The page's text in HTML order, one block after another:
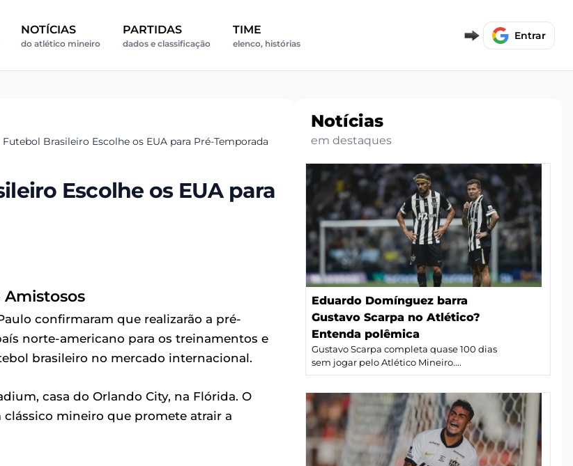
NOTÍCIAS
do atlético mineiro
PARTIDAS
dados e classificação
TIME
elenco, histórias
Entrar
Brasileiro Escolhe os EUA para Pré-Temporada
Escolhe os EUA para
Amistosos
confirmaram que realizarão a pré-
norte-americano para os treinamentos e
brasileiro no mercado internacional.
casa do Orlando City, na Flórida. O
mineiro que promete atrair a
Notícias
em destaques
Eduardo Domínguez barra
Gustavo Scarpa no Atlético?
Entenda polêmica
Gustavo Scarpa completa quase 100 dias
sem jogar pelo Atlético Mineiro....